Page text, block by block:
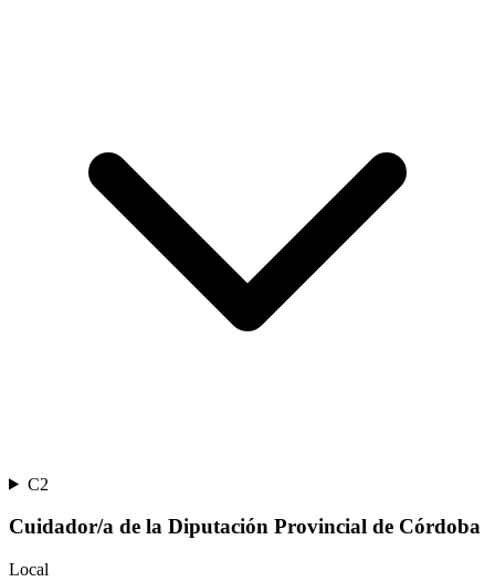
C2
Cuidador/a de la Diputación Provincial de Córdoba
Local